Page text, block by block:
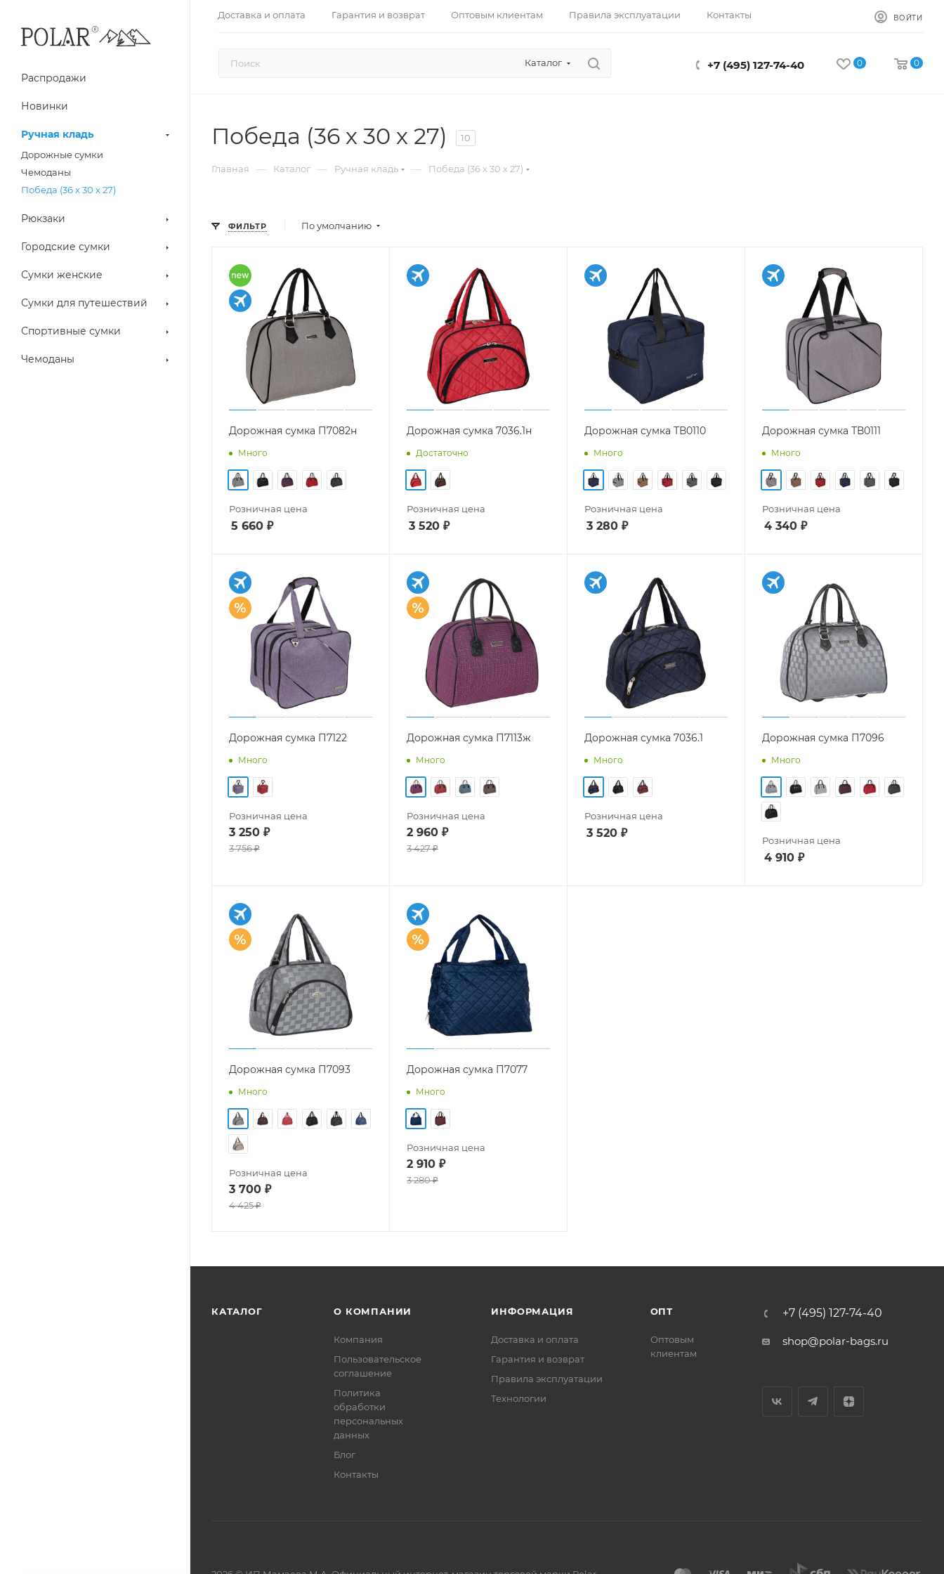
Доставка и оплата Гарантия и возврат Оптовым клиентам Правила эксплуатации Контакты ВОЙТИ
Каталог +7 (495) 127-74-40 0 0
Распродажи
Новинки
Ручная кладь
Дорожные сумки
Чемоданы
Победа (36 х 30 х 27)
Рюкзаки
Городские сумки
Сумки женские
Сумки для путешествий
Спортивные сумки
Чемоданы
Победа (36 х 30 х 27) 10
Главная — Каталог — Ручная кладь — Победа (36 х 30 х 27)
ФИЛЬТР По умолчанию
Дорожная сумка П7082н
Много
Розничная цена
5 660 ₽
Дорожная сумка 7036.1н
Достаточно
Розничная цена
3 520 ₽
Дорожная сумка ТВ0110
Много
Розничная цена
3 280 ₽
Дорожная сумка ТВ0111
Много
Розничная цена
4 340 ₽
Дорожная сумка П7122
Много
Розничная цена
3 250 ₽
3 756₽
Дорожная сумка П7113ж
Много
Розничная цена
2 960 ₽
3 427₽
Дорожная сумка 7036.1
Много
Розничная цена
3 520 ₽
Дорожная сумка П7096
Много
Розничная цена
4 910 ₽
Дорожная сумка П7093
Много
Розничная цена
3 700 ₽
4 425₽
Дорожная сумка П7077
Много
Розничная цена
2 910 ₽
3 280₽
КАТАЛОГ О КОМПАНИИ
Компания
Пользовательское
соглашение
Политика
обработки
персональных
данных
Блог
Контакты
ИНФОРМАЦИЯ
Доставка и оплата
Гарантия и возврат
Правила эксплуатации
Технологии
ОПТ
Оптовым
клиентам
+7 (495) 127-74-40
shop@polar-bags.ru